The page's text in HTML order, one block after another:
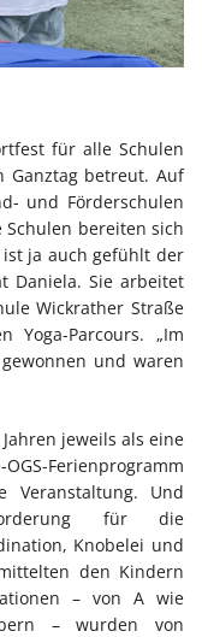
für alle Schulen
Ganztag betreut. Auf
und Förderschulen
Schulen bereiten sich
ja auch gefühlt der
Daniela. Sie arbeitet
Wickrather Straße
Parcours. „Im
und waren
jeweils als eine
Ferienprogramm
Veranstaltung. Und
für die
Knobelei und
den Kindern
– von A wie
– wurden von